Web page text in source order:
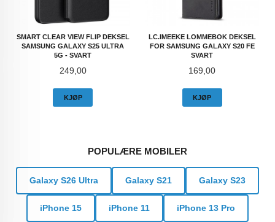
SMART CLEAR VIEW FLIP DEKSEL
SAMSUNG GALAXY S25 ULTRA
5G - SVART
Pris
249,00
KJØP
LC.IMEEKE LOMMEBOK DEKSEL
FOR SAMSUNG GALAXY S20 FE
SVART
Pris
169,00
KJØP
POPULÆRE MOBILER
Galaxy S26 Ultra Galaxy S21 Galaxy S23
iPhone 15 iPhone 11 iPhone 13 Pro